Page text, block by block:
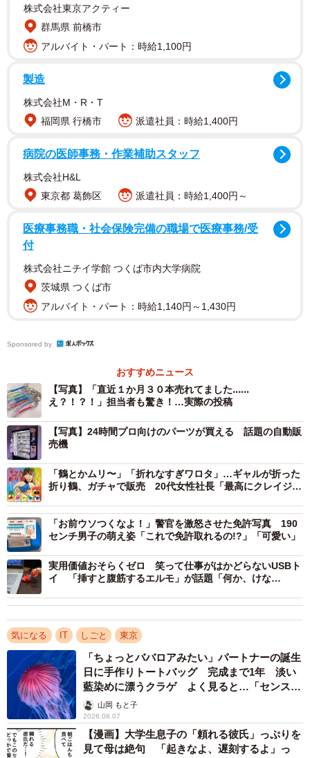
「キーホルダーにしたらかわいいのでは？！」
光通信部材や配線パーツなどを販売する同社。社内には
知識や経験豊富なスタッフがそろっています。ある日、ツ
イッター担当者がベテラン社員にLANケーブルの作り方を
習っていたときのこと。練習用に作った短いケーブルが、
思いの外、かわいい仕上がりに。担当者はひらめきます。
補充しても補充しても売り切れる「LANケーブルキーホルダー」（愛三電
機提供）
試作品をツイッターに投稿すると、「すごい」「これは
欲しい」「かわいい」など多くの反応が寄せられ、担当者
手始めに17本ほど作って店頭に並べたところ、すぐに完
売。その後も売れ続け、「発売以来、累計1500本以上が売
れております。常連の方から、キーホルダーを通して初め
て愛三電機を知ってくださった方まで、うれしいことに幅
広い方にご購入頂いております」。
株式会社東京アクティー
群馬県 前橋市
アルバイト・パート：時給1,100円
製造
株式会社M・R・T
福岡県 行橋市
派遣社員：時給1,400円
病院の医師事務・作業補助スタッフ
株式会社H&L
東京都 葛飾区
派遣社員：時給1,400円～
医療事務職・社会保険完備の職場で医療事務/受
付
株式会社ニチイ学館 つくば市内大学病院
茨城県 つくば市
アルバイト・パート：時給1,140円～1,430円
Sponsored by
おすすめニュース
【写真】「直近１か月３０本売れてました‥‥‥
え？！？！」担当者も驚き！…実際の投稿
【写真】24時間プロ向けのパーツが買える 話題の自動販
売機
「鶴とかムリ〜」「折れなすぎワロタ」…ギャルが折った
折り鶴、ガチャで販売 20代女性社長「最高にクレイジー
「お前ウソつくなよ！」警官を激怒させた免許写真 190
センチ男子の萌え姿「これで免許取れるの!?」「可愛い」
実用価値おそらくゼロ 笑って仕事がはかどらないUSBト
イ 「挿すと腹筋するエルモ」が話題「何か、けな
気になる IT しごと 東京
「ちょっとババロアみたい」パートナーの誕生
日に手作りトートバッグ 完成まで1年 淡い
藍染めに漂うクラゲ よく見ると…「センスす
ごい」山岡 もと子
2026.08.07
【漫画】大学生息子の「頼れる彼氏」っぷりを
見て母は絶句 「起きなよ、遅刻するよ」っ